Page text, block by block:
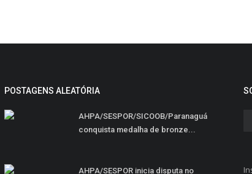
POSTAGENS ALEATÓRIA
AHPA/SESPOR/SICOOB/Paranaguá
conquista medalha de bronze...
AHPA/SESPOR inicia disputa no